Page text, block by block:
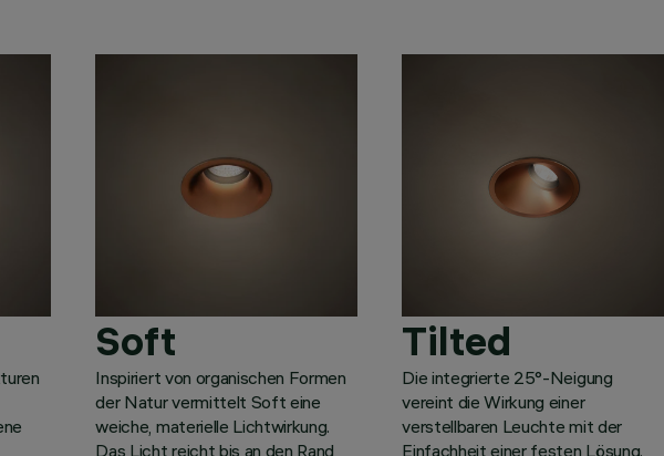
Soft
Inspiriert von organischen Formen
der Natur vermittelt Soft eine
weiche, materielle Lichtwirkung.
Das Licht reicht bis an den Rand
Tilted
Die integrierte 25°-Neigung
vereint die Wirkung einer
verstellbaren Leuchte mit der
Einfachheit einer festen Lösung.